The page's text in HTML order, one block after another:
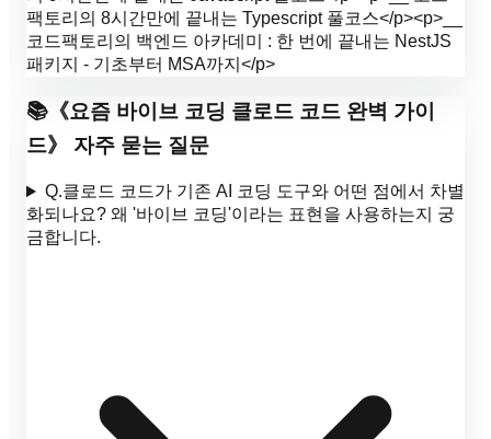
팩토리의 8시간만에 끝내는 Typescript 풀코스</p><p>__
코드팩토리의 백엔드 아카데미 : 한 번에 끝내는 NestJS
패키지 - 기초부터 MSA까지</p>
📚 《요즘 바이브 코딩 클로드 코드 완벽 가이
드》 자주 묻는 질문
Q.클로드 코드가 기존 AI 코딩 도구와 어떤 점에서 차별
화되나요? 왜 '바이브 코딩'이라는 표현을 사용하는지 궁
금합니다.